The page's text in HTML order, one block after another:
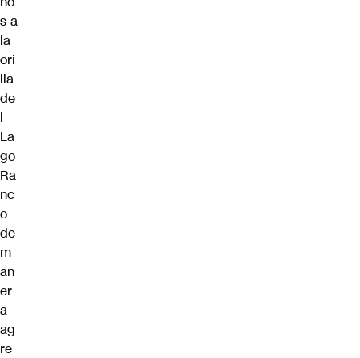
s a
la
ori
lla
de
l
La
go
Ra
nc
o
de
m
an
er
a
ag
re